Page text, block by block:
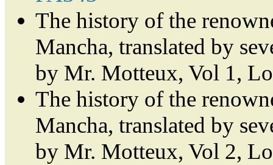
The history of the
Mancha, translated by
by Mr. Motteux, Vol 1,
The history of the
Mancha, translated by
by Mr. Motteux, Vol 2,